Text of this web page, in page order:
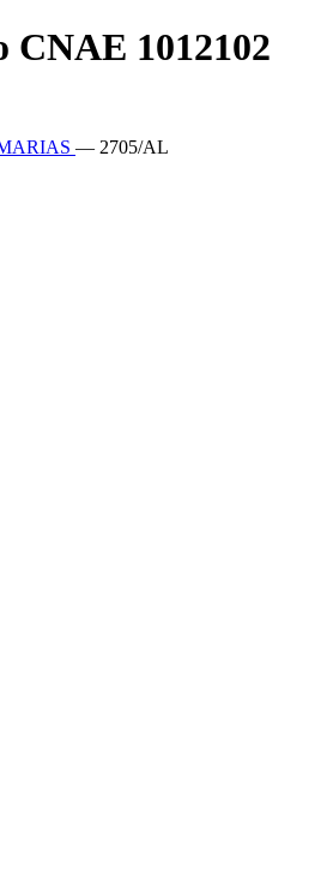
CNAE 1012102
— 2705/AL